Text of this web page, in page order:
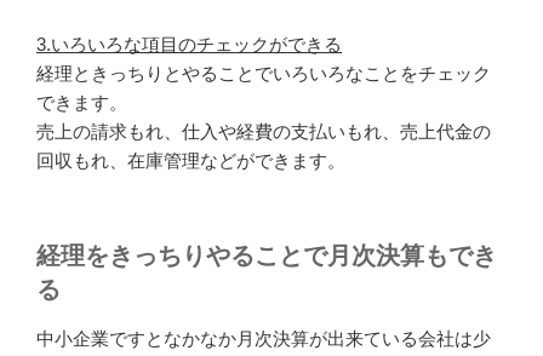
3.いろいろな項目のチェックができる
経理ときっちりとやることでいろいろなことをチェック
できます。
売上の請求もれ、仕入や経費の支払いもれ、売上代金の
回収もれ、在庫管理などができます。
経理をきっちりやることで月次決算もでき
る
中小企業ですとなかなか月次決算が出来ている会社は少